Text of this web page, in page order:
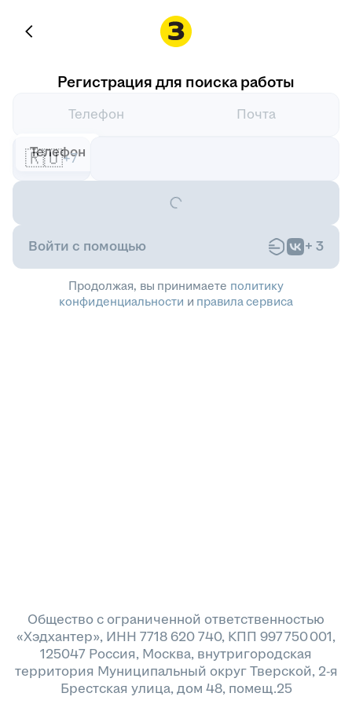
Регистрация для поиска работы
Телефон
Телефон
Почта
🇷🇺+7
Войти с помощью + 3
Продолжая, вы принимаете политику
конфиденциальности и правила сервиса
Общество с ограниченной ответственностью
«Хэдхантер», ИНН 7718 620 740, КПП 997 750 001,
125047 Россия, Москва, внутригородская
территория Муниципальный округ Тверской, 2-я
Брестская улица, дом 48, помещ.25